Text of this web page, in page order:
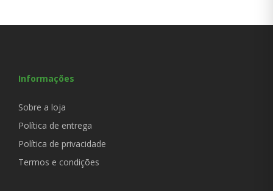
Informações
Sobre a loja
Política de entrega
Política de privacidade
Termos e condições